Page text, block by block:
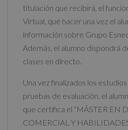
titulación que recibirá, el
Virtual, qué hacer una vez el
información sobre Grupo
Además, el alumno dispondrá
clases en directo.
Una vez finalizados los
pruebas de evaluación, el
que certifica el “MÁSTER EN
COMERCIAL Y